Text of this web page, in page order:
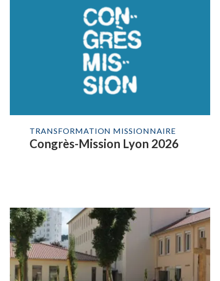
TRANSFORMATION MISSIONNAIRE
Congrès-Mission Lyon 2026